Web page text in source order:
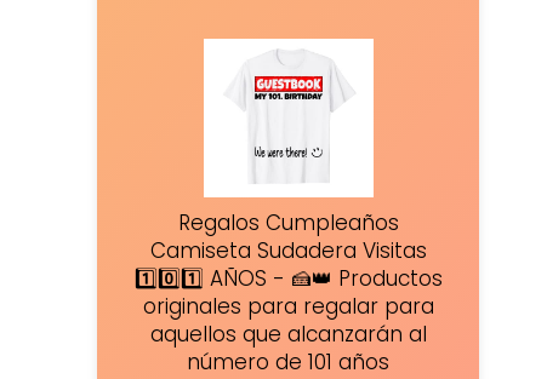
Regalos Cumpleaños
Camiseta Sudadera Visitas
1️⃣0️⃣1️⃣ AÑOS - 🍰👑 Productos
originales para regalar para
aquellos que alcanzarán al
número de 101 años